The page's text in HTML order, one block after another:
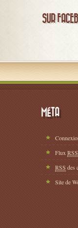
SUR
MÉTA
Flux RSS
RSS des
Site de